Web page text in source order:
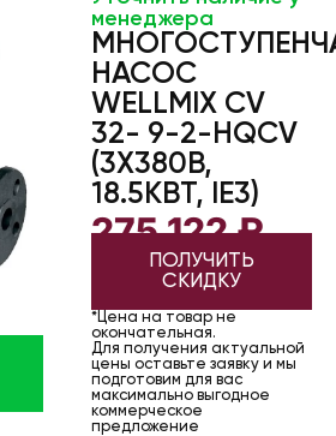
менеджера
НАСОС
WELLMIX CV
32- 9-2-HQCV
(3Х380В,
18.5КВТ, IE3)
275 122₽
ПОЛУЧИТЬ
СКИДКУ
*Цена на товар не
окончательная.
Для получения актуальной
цены оставьте заявку и мы
подготовим для вас
максимально выгодное
коммерческое
предложение